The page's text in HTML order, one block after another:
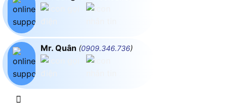
Mr. Quân (0909.346.736)